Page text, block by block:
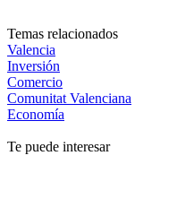
Temas relacionados
Valencia
Inversión
Comercio
Comunitat Valenciana
Economía
Te puede interesar